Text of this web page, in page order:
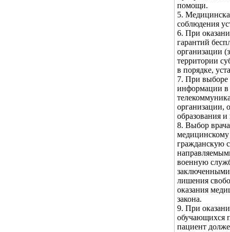
помощи.
5.
соблюдения
6. При
гарантий
организации
территории
в порядке,
7. При выборе
информации в
организации,
образования
8. Выбор
гражданскую
военную
заключенными
лишения
оказания
закона.
9. При
обучающихся
пациент